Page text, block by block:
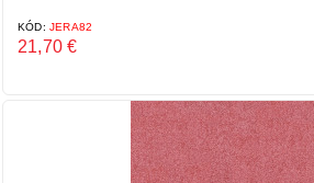
KÓD: JERA82
21,70 €